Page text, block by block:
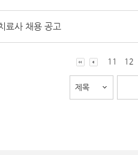
료사 채용 공고
11 12